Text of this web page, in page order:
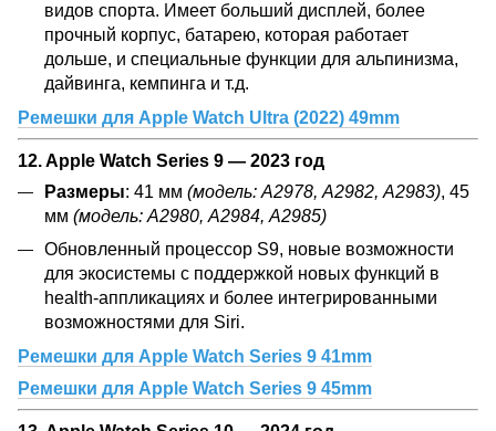
видов спорта. Имеет больший дисплей, более
прочный корпус, батарею, которая работает
дольше, и специальные функции для альпинизма,
дайвинга, кемпинга и т.д.
Ремешки для Apple Watch Ultra (2022) 49mm
12. Apple Watch Series 9 — 2023 год
Размеры: 41 мм (модель: А2978, А2982, А2983), 45
мм (модель: А2980, А2984, А2985)
Обновленный процессор S9, новые возможности
для экосистемы с поддержкой новых функций в
health-аппликациях и более интегрированными
возможностями для Siri.
Ремешки для Apple Watch Series 9 41mm
Ремешки для Apple Watch Series 9 45mm